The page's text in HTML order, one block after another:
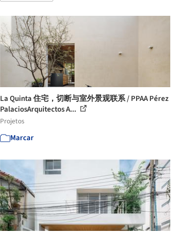
La Quinta 住宅，切断与室外景观联系 / PPAA Pérez
PalaciosArquitectos A...
Projetos
Marcar